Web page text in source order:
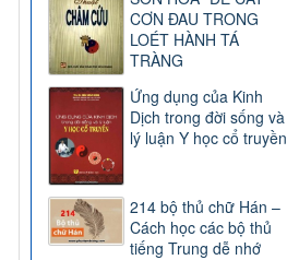
CƠN ĐAU TRONG
LOÉT HÀNH TÁ
TRÀNG
Ứng dụng của Kinh
Dịch trong đời sống và
lý luận Y học cổ truyền
214 bộ thủ chữ Hán –
Cách học các bộ thủ
tiếng Trung dễ nhớ